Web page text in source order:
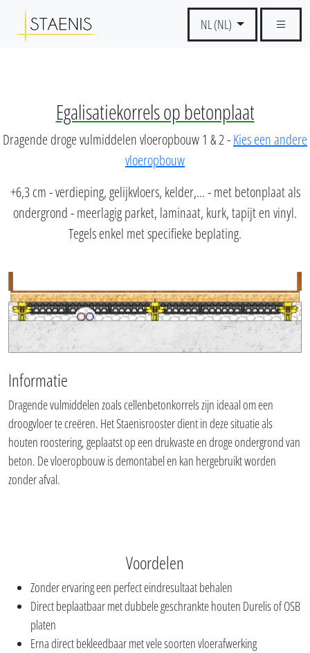
NL (NL)
Egalisatiekorrels op betonplaat
Dragende droge vulmiddelen vloeropbouw 1 & 2 -Kies een andere
vloeropbouw
+6,3 cm - verdieping, gelijkvloers, kelder,... - met betonplaat als
ondergrond - meerlagig parket, laminaat, kurk, tapijt en vinyl.
Tegels enkel met specifieke beplating.
Informatie
Dragende vulmiddelen zoals cellenbetonkorrels zijn ideaal om een
droogvloer te creëren. Het Staenisrooster dient in deze situatie als
houten roostering, geplaatst op een drukvaste en droge ondergrond van
beton. De vloeropbouw is demontabel en kan hergebruikt worden
zonder afval.
Voordelen
Zonder ervaring een perfect eindresultaat behalen
Direct beplaatbaar met dubbele geschrankte houten Durelis of OSB
platen
Erna direct bekleedbaar met vele soorten vloerafwerking